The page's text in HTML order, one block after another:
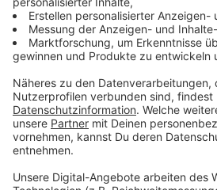
Vernetzung verschiedener
Verschicken großer
sind auf eine direkte
investieren." Schließlich stelle
Zukunft auf. Auch die Stadt
Wirtschaftsförderung Münster
Vorhaben. "Für die Unternehmen
ganz neue Möglichkeiten", sind